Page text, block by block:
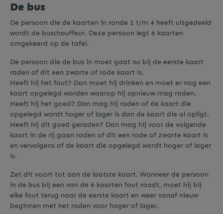
De bus
De persoon die de kaarten in ronde 1 t/m 4 heeft uitgedeeld
wordt de buschauffeur. Deze persoon legt 6 kaarten
omgekeerd op de tafel.
De persoon die de bus in moet gaat nu bij de eerste kaart
raden of dit een zwarte of rode kaart is.
Heeft hij het fout? Dan moet hij drinken en moet er nog een
kaart opgelegd worden waarop hij opnieuw mag raden.
Heeft hij het goed? Dan mag hij raden of de kaart die
opgelegd wordt hoger of lager is dan de kaart die al opligt.
Heeft hij dit goed geraden? Dan mag hij voor de volgende
kaart in de rij gaan raden of dit een rode of zwarte kaart is
en vervolgens of de kaart die opgelegd wordt hoger of lager
is.
Zet dit voort tot aan de laatste kaart. Wanneer de persoon
in de bus bij een van de 6 kaarten fout raadt, moet hij bij
elke fout terug naar de eerste kaart en weer vanaf nieuw
beginnen met het raden voor hoger of lager.